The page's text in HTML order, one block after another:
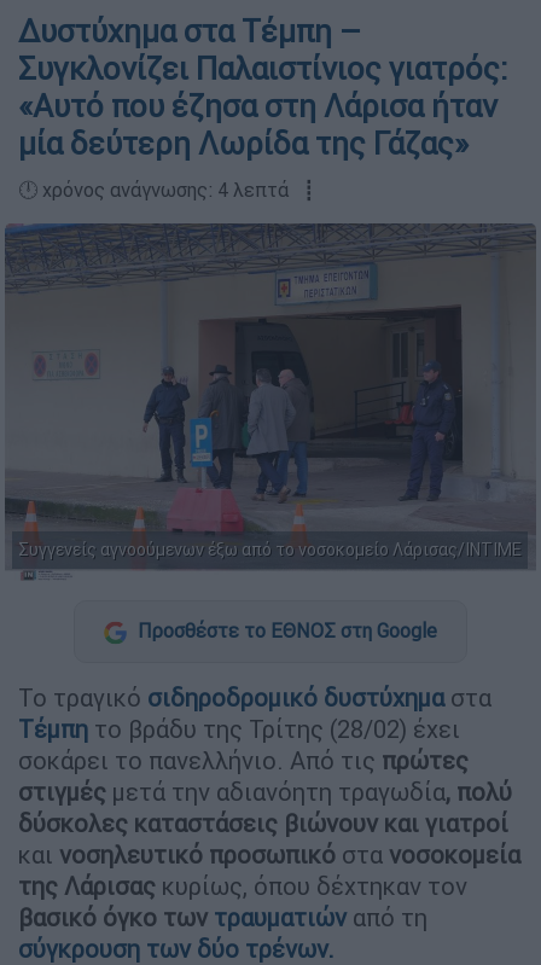
Δυστύχημα στα Τέμπη –
Συγκλονίζει Παλαιστίνιος γιατρός:
«Αυτό που έζησα στη Λάρισα ήταν
μία δεύτερη Λωρίδα της Γάζας»
🕛 χρόνος ανάγνωσης: 4 λεπτά ┋
Συγγενείς αγνοούμενων έξω από το νοσοκομείο Λάρισας/INTIME
Προσθέστε το ΕΘΝΟΣ στη Google
Το τραγικό σιδηροδρομικό δυστύχημαστα
Τέμπη το βράδυ της Τρίτης (28/02) έχει
σοκάρει το πανελλήνιο. Από τις πρώτες
στιγμές μετά την αδιανόητη τραγωδία, πολύ
δύσκολες καταστάσεις βιώνουν και γιατροί
και νοσηλευτικό προσωπικό στα νοσοκομεία
της Λάρισας κυρίως, όπου δέχτηκαν τον
βασικό όγκο των τραυματιώναπό τη
σύγκρουση των δύο τρένων.